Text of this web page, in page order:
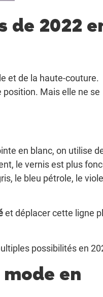
de 2022
et de la haute-couture.
Mais elle ne se
en blanc, on utilise
le vernis est plus
le bleu pétrole, le
et déplacer cette ligne
possibilités en
en